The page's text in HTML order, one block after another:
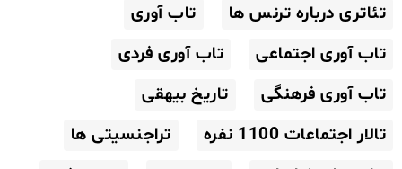
تئاتری درباره ترنس ها
تاب آوری
تاب آوری اجتماعی
تاب آوری فردی
تاب آوری فرهنگی
تاریخ بیهقی
تالار اجتماعات 1100 نفره
تراجنسیتی ها